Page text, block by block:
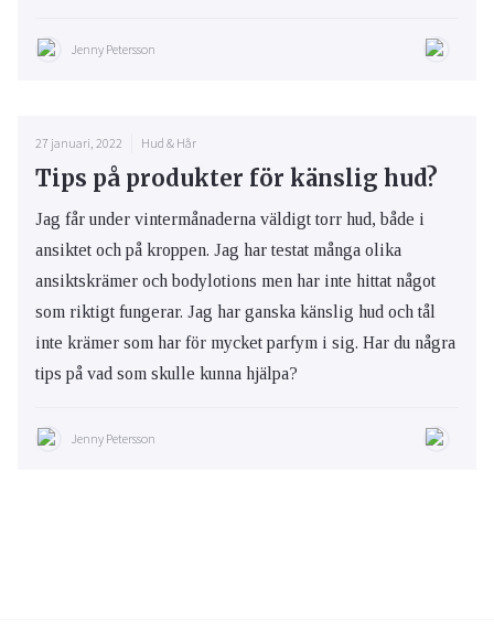
Jenny Petersson
27 januari, 2022 Hud & Hår
Tips på produkter för känslig hud?
Jag får under vintermånaderna väldigt torr hud, både i
ansiktet och på kroppen. Jag har testat många olika
ansiktskrämer och bodylotions men har inte hittat något
som riktigt fungerar. Jag har ganska känslig hud och tål
inte krämer som har för mycket parfym i sig. Har du några
tips på vad som skulle kunna hjälpa?
Jenny Petersson